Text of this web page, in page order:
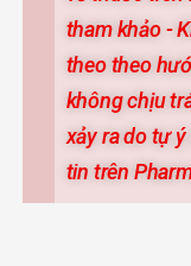
tham khảo -
theo theo
không chịu
xảy ra do tự
tin trên